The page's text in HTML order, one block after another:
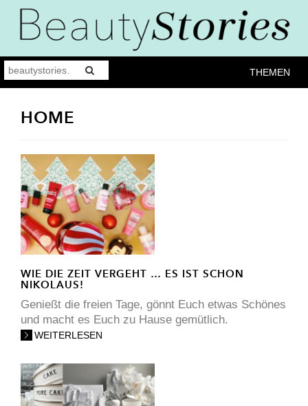
THEMEN
HOME
WIE DIE ZEIT VERGEHT … ES IST SCHON
NIKOLAUS!
Genießt die freien Tage, gönnt Euch etwas Schönes
und macht es Euch zu Hause gemütlich.
WEITERLESEN